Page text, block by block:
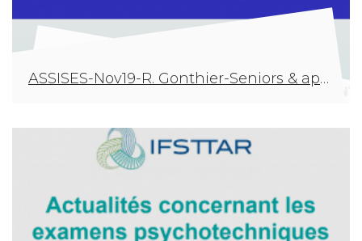
ASSISES-Nov19-R. Gonthier-Seniors & aptitude à la conduite